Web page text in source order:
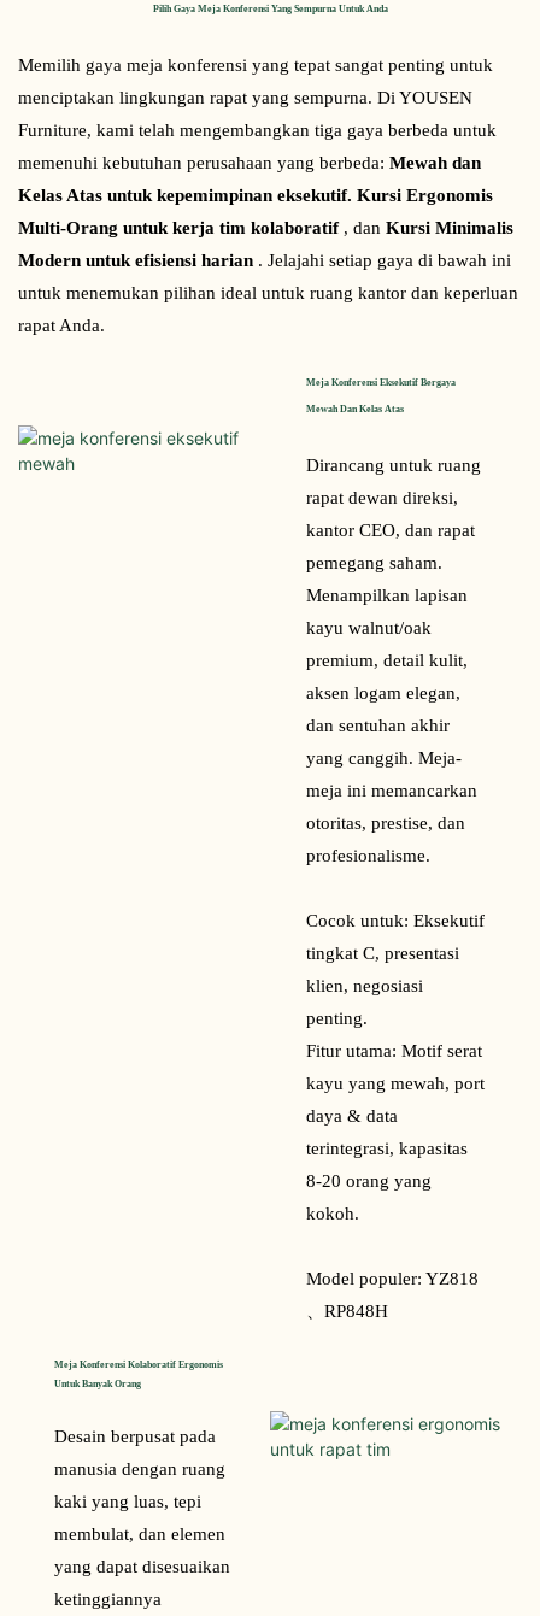
Pilih Gaya Meja Konferensi Yang Sempurna Untuk Anda
Memilih gaya meja konferensi yang tepat sangat penting untuk
menciptakan lingkungan rapat yang sempurna. Di YOUSEN
Furniture, kami telah mengembangkan tiga gaya berbeda untuk
memenuhi kebutuhan perusahaan yang berbeda: Mewah dan
Kelas Atas untuk kepemimpinan eksekutif. Kursi Ergonomis
Multi-Orang untuk kerja tim kolaboratif , dan Kursi Minimalis
Modern untuk efisiensi harian . Jelajahi setiap gaya di bawah ini
untuk menemukan pilihan ideal untuk ruang kantor dan keperluan
rapat Anda.
Meja Konferensi Eksekutif Bergaya
Mewah Dan Kelas Atas
Dirancang untuk ruang
rapat dewan direksi,
kantor CEO, dan rapat
pemegang saham.
Menampilkan lapisan
kayu walnut/oak
premium, detail kulit,
aksen logam elegan,
dan sentuhan akhir
yang canggih. Meja-
meja ini memancarkan
otoritas, prestise, dan
profesionalisme.
Cocok untuk: Eksekutif
tingkat C, presentasi
klien, negosiasi
penting.
Fitur utama: Motif serat
kayu yang mewah, port
daya & data
terintegrasi, kapasitas
8-20 orang yang
kokoh.
Model populer: YZ818
、 RP848H
Meja Konferensi Kolaboratif Ergonomis
Untuk Banyak Orang
Desain berpusat pada
manusia dengan ruang
kaki yang luas, tepi
membulat, dan elemen
yang dapat disesuaikan
ketinggiannya